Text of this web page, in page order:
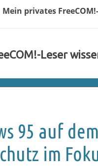
Mein privates FreeCOM!-
Leser
95 auf
im